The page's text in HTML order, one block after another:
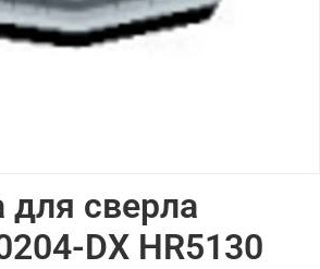
для сверла
DX HR5130